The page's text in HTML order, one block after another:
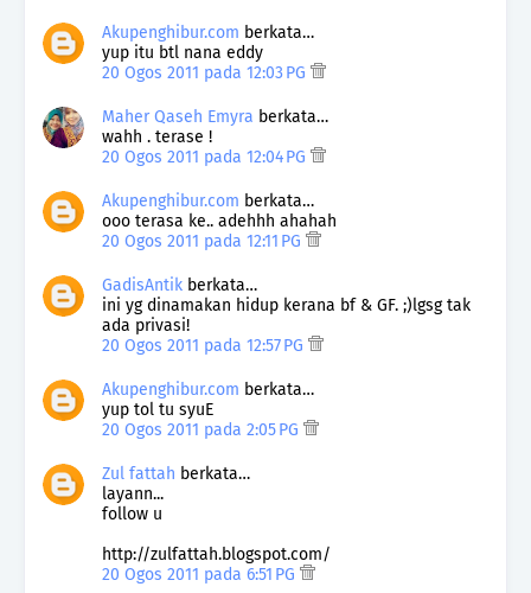
Akupenghibur.com berkata…
yup itu btl nana eddy
20 Ogos 2011 pada 12:03 PG
Maher Qaseh Emyra berkata…
wahh . terase !
20 Ogos 2011 pada 12:04 PG
Akupenghibur.com berkata…
ooo terasa ke.. adehhh ahahah
20 Ogos 2011 pada 12:11 PG
GadisAntik berkata…
ini yg dinamakan hidup kerana bf & GF. ;)lgsg tak
ada privasi!
20 Ogos 2011 pada 12:57 PG
Akupenghibur.com berkata…
yup tol tu syuE
20 Ogos 2011 pada 2:05 PG
Zul fattah berkata…
layann...
follow u
http://zulfattah.blogspot.com/
20 Ogos 2011 pada 6:51 PG